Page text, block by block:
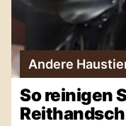
Andere
So reinigen